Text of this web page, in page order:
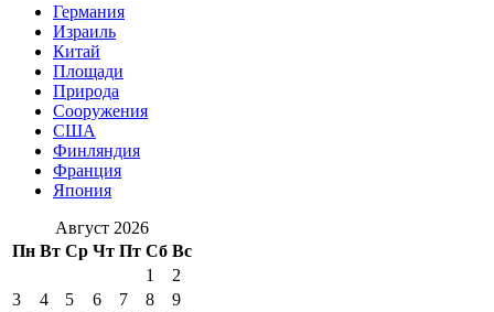
Германия
Израиль
Китай
Площади
Природа
Сооружения
США
Финляндия
Франция
Япония
Август 2026
Пн Вт Ср Чт Пт Сб Вс
1
2
3
4 5 6 7 8
9